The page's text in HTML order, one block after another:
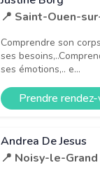
📍 Saint-Ouen-
Comprendre son
ses
ses émotions,.. e...
Prendre
Andrea De Jesus
📍 Noisy-le-Grand